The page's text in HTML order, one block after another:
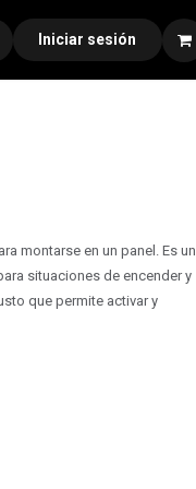
Iniciar sesión
montarse en un panel. Es un
situaciones de encender y
que permite activar y